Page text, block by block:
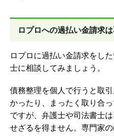
ロプロへの過払い金請求
ロプロに過払い金請求をし
士に相談してみましょう。
債務整理を個人で行うと取
かったり、まったく取り合
ですが、弁護士や司法書士
せざるを得ません。専門家